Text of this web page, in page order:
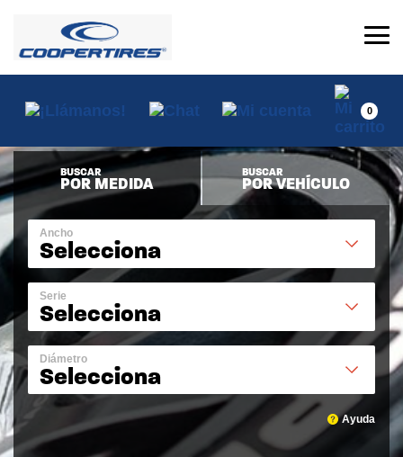
0
BUSCAR
POR MEDIDA
BUSCAR
POR VEHÍCULO
Ancho
Selecciona
Serie
Selecciona
Diámetro
Selecciona
Ayuda